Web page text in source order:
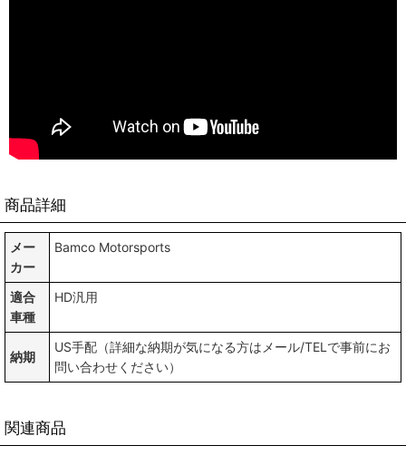
商品詳細
メー
カー
Bamco Motorsports
適合
車種
HD汎用
納期
US手配（詳細な納期が気になる方はメール/TELで事前にお
問い合わせください）
関連商品